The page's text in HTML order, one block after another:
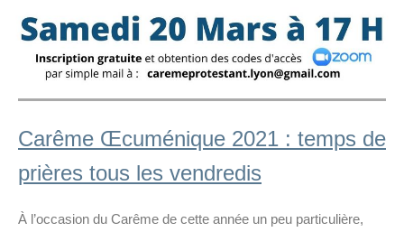
Carême Œcuménique 2021 : temps de
prières tous les vendredis
À l’occasion du Carême de cette année un peu particulière,